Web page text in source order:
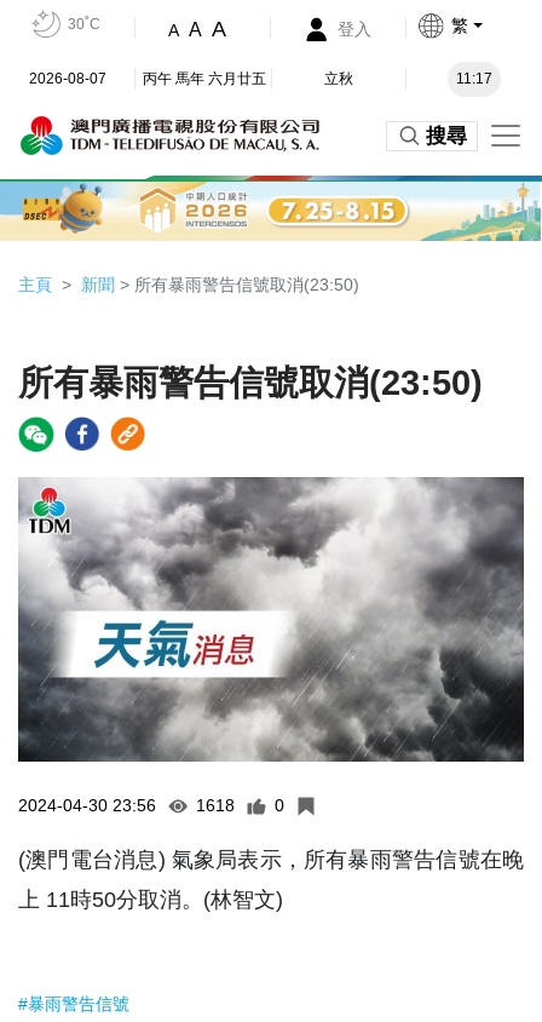
30˚C A A A 登入 繁
2026-08-07 丙午 馬年 六月廿五 立秋 11:17
搜尋
主頁 新聞 > 所有暴雨警告信號取消(23:50)
所有暴雨警告信號取消(23:50)
2024-04-30 23:56 1618 0
(澳門電台消息) 氣象局表示，所有暴雨警告信號在晚
上 11時50分取消。(林智文)
#暴雨警告信號